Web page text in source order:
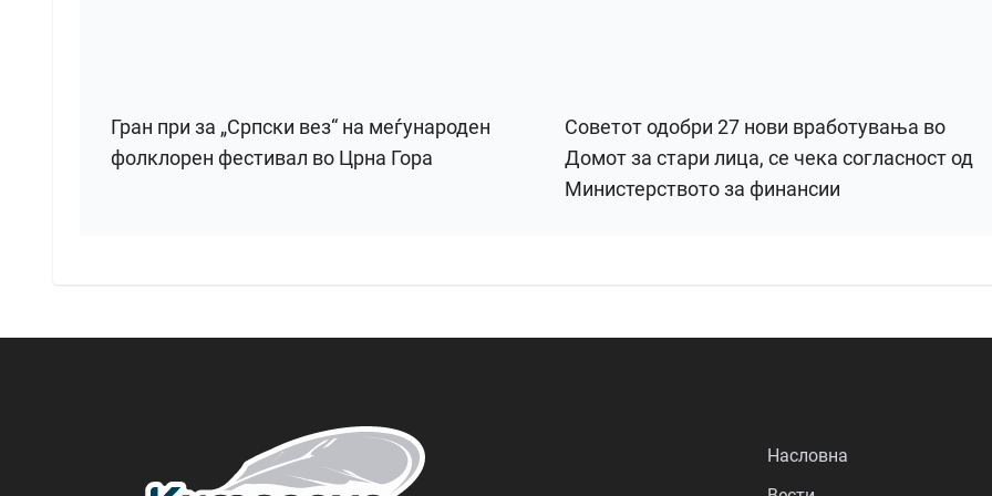
Гран при за „Српски вез“ на меѓународен
фолклорен фестивал во Црна Гора
Советот одобри 27 нови вработувања во
Домот за стари лица, се чека согласност од
Министерството за финансии
Насловна